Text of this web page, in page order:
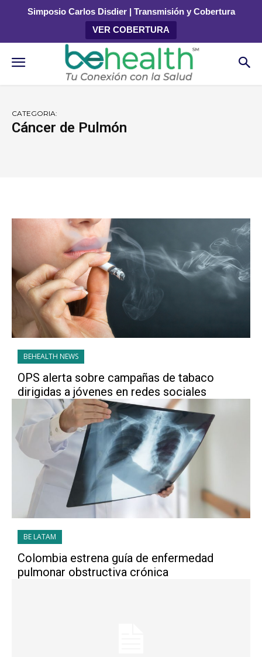
Simposio Carlos Disdier | Transmisión y Cobertura
VER COBERTURA
CATEGORIA:
Cáncer de Pulmón
BEHEALTH NEWS
OPS alerta sobre campañas de tabaco
dirigidas a jóvenes en redes sociales
BE LATAM
Colombia estrena guía de enfermedad
pulmonar obstructiva crónica